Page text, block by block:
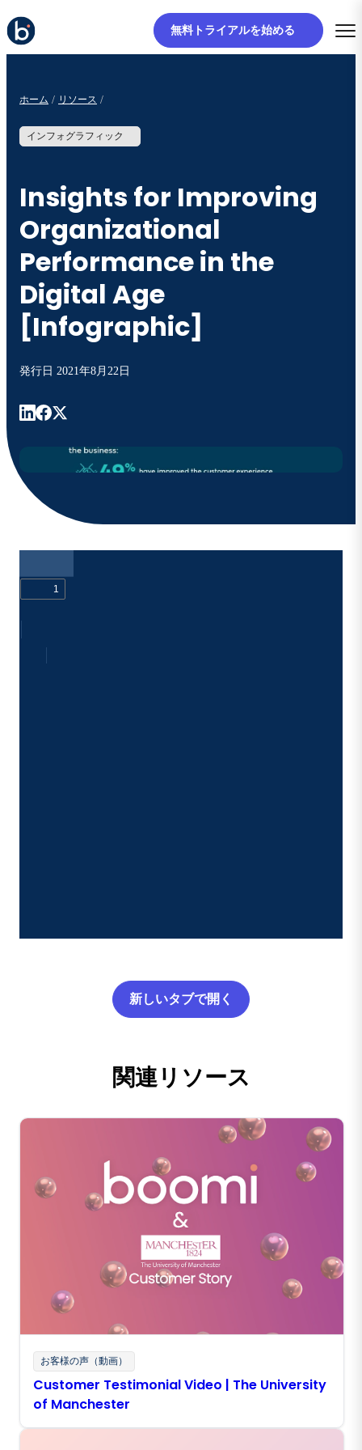
無料トライアルを始める
ホーム リソース
インフォグラフィック
Insights for Improving
Organizational
Performance in the
Digital Age
[Infographic]
発行日 2021年8月22日
新しいタブで開く
関連リソース
お客様の声（動画）
Customer Testimonial Video | The University
of Manchester